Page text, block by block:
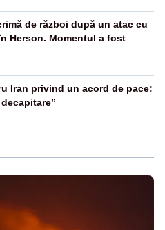
de război după un atac cu
Herson. Momentul a fost
Iran privind un acord de pace: